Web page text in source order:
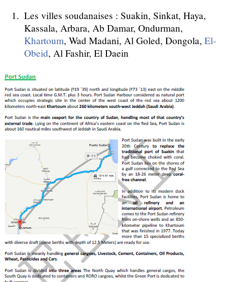
Les villes soudanaises : Suakin, Sinkat, Haya,
Kassala, Arbara, Ab Damar, Ondurman,
Khartoum, Wad Madani, Al Goled, Dongola, El-
Obeid, Al Fashir, El Daein